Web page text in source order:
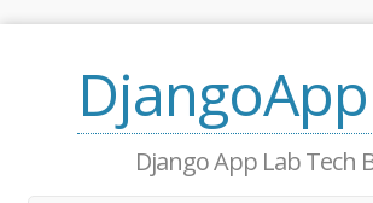
Django App Lab Tech